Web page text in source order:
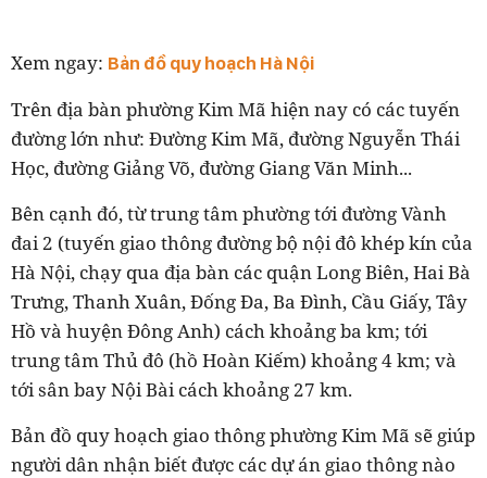
Xem ngay: Bản đồ quy hoạch Hà Nội
Trên địa bàn phường Kim Mã hiện nay có các tuyến
đường lớn như: Đường Kim Mã, đường Nguyễn Thái
Học, đường Giảng Võ, đường Giang Văn Minh...
Bên cạnh đó, từ trung tâm phường tới đường Vành
đai 2 (tuyến giao thông đường bộ nội đô khép kín của
Hà Nội, chạy qua địa bàn các quận Long Biên, Hai Bà
Trưng, Thanh Xuân, Đống Đa, Ba Đình, Cầu Giấy, Tây
Hồ và huyện Đông Anh) cách khoảng ba km; tới
trung tâm Thủ đô (hồ Hoàn Kiếm) khoảng 4 km; và
tới sân bay Nội Bài cách khoảng 27 km.
Bản đồ quy hoạch giao thông phường Kim Mã sẽ giúp
người dân nhận biết được các dự án giao thông nào